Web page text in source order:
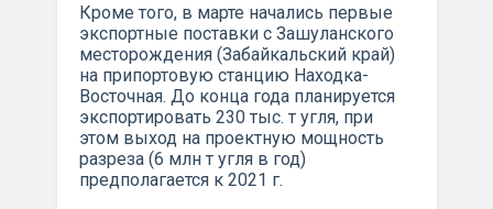
Кроме того, в марте начались первые
экспортные поставки с Зашуланского
месторождения (Забайкальский край)
на припортовую станцию Находка-
Восточная. До конца года планируется
экспортировать 230 тыс. т угля, при
этом выход на проектную мощность
разреза (6 млн т угля в год)
предполагается к 2021 г.